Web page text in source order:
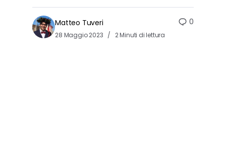
Matteo Tuveri
28 Maggio 2023 2 Minuti di lettura
0